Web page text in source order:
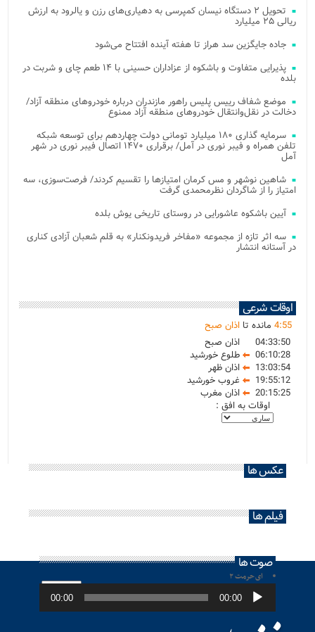
تحویل ۲ دستگاه نیسان کمپرسی به دهیاری‌های رزن و یالرود به ارزش
ریالی ۲۵ میلیارد
جاده جایگزین سد هراز تا هفته آینده افتتاح می‌شود
پذیرایی متفاوت و باشکوه از عزاداران حسینی با ۱۴ طعم چای و شربت در
بلده
موضع شفاف رییس پلیس راهور مازندران درباره خودروهای منطقه آزاد/
دخالت در نقل‌وانتقال خودروهای منطقه آزاد ممنوع
سرمایه گذاری ۱۸۰ میلیارد تومانی دولت چهاردهم برای توسعه شبکه
تلفن همراه و فیبر نوری در آمل/ برقراری ۱۴۷۰ اتصال فیبر نوری در شهر
آمل
شاهین نوشهر و مس کرمان امتیازها را تقسیم کردند/ فرصت‌سوزی، سه
امتیاز را از شاگردان نظرمحمدی گرفت
آیین باشکوه عاشورایی در روستای تاریخی یوش بلده
سه اثر تازه از مجموعه «مفاخر فریدونکنار» به قلم شعبان آزادی کناری
در آستانه انتشار
اوقات شرعی
4:55 مانده تا اذان صبح
04:33:50
اذان صبح
06:10:28
طلوع خورشید
13:03:54
اذان ظهر
19:55:12
غروب خورشید
20:15:25
اذان مغرب
اوقات به افق :
عکس ها
فیلم ها
صوت ها
ای حرمت ۲
پخش‌کننده
صوت 00:00
00:00